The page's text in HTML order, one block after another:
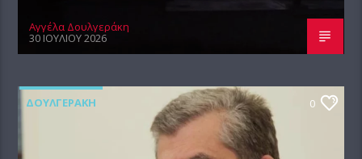
Αγγέλα Δουλγεράκη
30 ΙΟΥΛΊΟΥ 2026
ΔΟΥΛΓΕΡΆΚΗ 0